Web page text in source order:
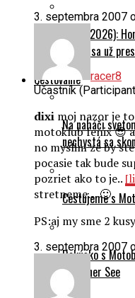
DUEL (2026):
Oplatí sa už
Cestovanie
Na naháči
nechystá sa
Cestujeme s
Rakúsko s
– Grüner See
3. septembra 2007
racer8
Účastník
dixi moj nazor je
motoklub fenix 😎
no myslim ze by
pocasie tak bude
pozriet ako to je..
stretneme… 🙂
PS:aj my sme 2
3. septembra 2007